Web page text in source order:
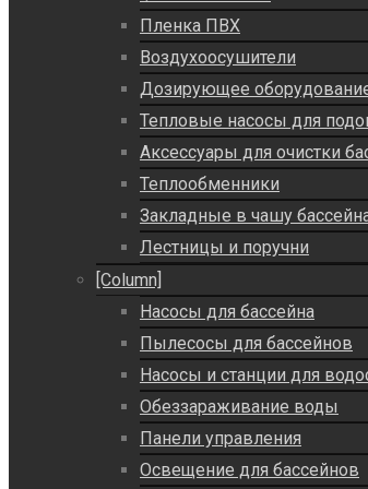
Пленка ПВХ
Воздухоосушители
Дозирующее
Тепловые насосы для
Аксессуары для очистки
Теплообменники
Закладные в чашу
Лестницы и поручни
[Column]
Насосы для бассейна
Пылесосы для бассейнов
Насосы и станции для
Обеззараживание воды
Панели управления
Освещение для бассейнов